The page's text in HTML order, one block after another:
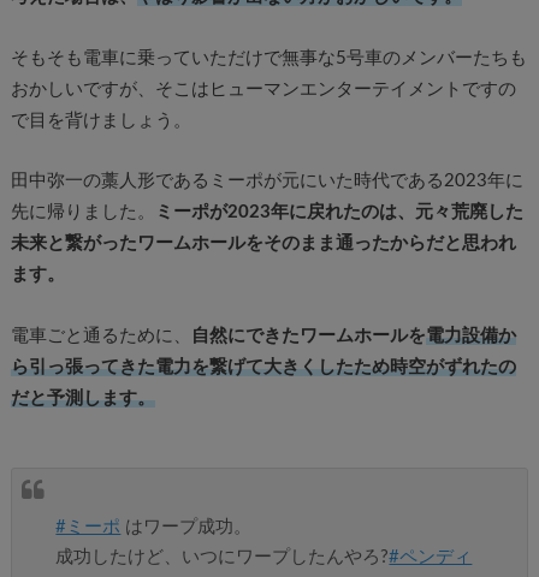
そもそも電車に乗っていただけで無事な5号車のメンバーたちも
おかしいですが、そこはヒューマンエンターテイメントですの
で目を背けましょう。
田中弥一の藁人形であるミーポが元にいた時代である2023年に
先に帰りました。
ミーポが2023年に戻れたのは、元々荒廃した
未来と繋がったワームホールをそのまま通ったからだと思われ
ます。
電車ごと通るために、 自然にできたワームホールを電力設備か
ら引っ張ってきた電力を繋げて大きくしたため時空がずれたの
だと予測します。
#ミーポ はワープ成功。
成功したけど、いつにワープしたんやろ?#ペンディ